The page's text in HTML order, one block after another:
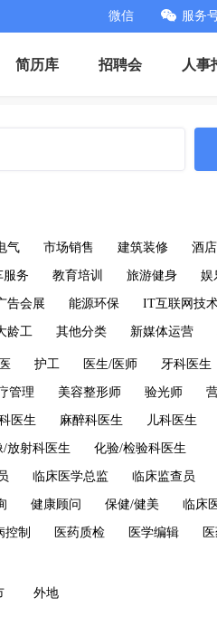
微信 服务
简历库 招聘会 人事
气 市场销售 建筑装修 酒
服务 教育培训 旅游健身 娱
告会展 能源环保 IT互联网技
龄工 其他分类 新媒体运营
护工 医生/医师 牙科医生
管理 美容整形师 验光师
医生 麻醉科医生 儿科医生
/放射科医生 化验/检验科医生
临床医学总监 临床监查员
健康顾问 保健/健美 临床
控制 医药质检 医学编辑
外地